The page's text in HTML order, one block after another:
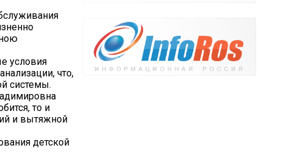
условия
что,
системы.
то и
и вытяжной
детской